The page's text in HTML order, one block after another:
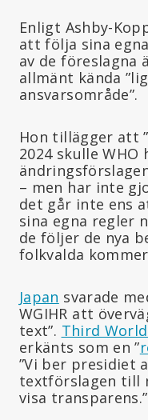
Enligt Ashby-
att följa sina
av de föreslagna
allmänt kända
ansvarsområde”.
Hon tillägger att
2024 skulle WHO
– men har inte
det går inte ens
sina egna regler
de följer de nya
folkvalda
Japan svarade
WGIHR att
text”. Third
erkänts som en ”
”Vi ber presidiet
textförslagen till
visa transparens.”